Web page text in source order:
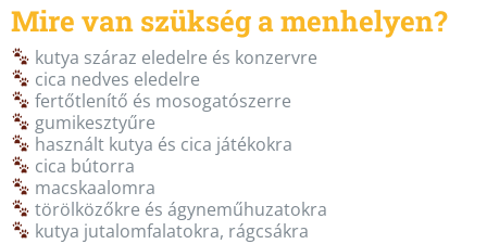
Mire van szükség a menhelyen?
kutya száraz eledelre és konzervre
cica nedves eledelre
fertőtlenítő és mosogatószerre
gumikesztyűre
használt kutya és cica játékokra
cica bútorra
macskaalomra
törölközőkre és ágyneműhuzatokra
kutya jutalomfalatokra, rágcsákra